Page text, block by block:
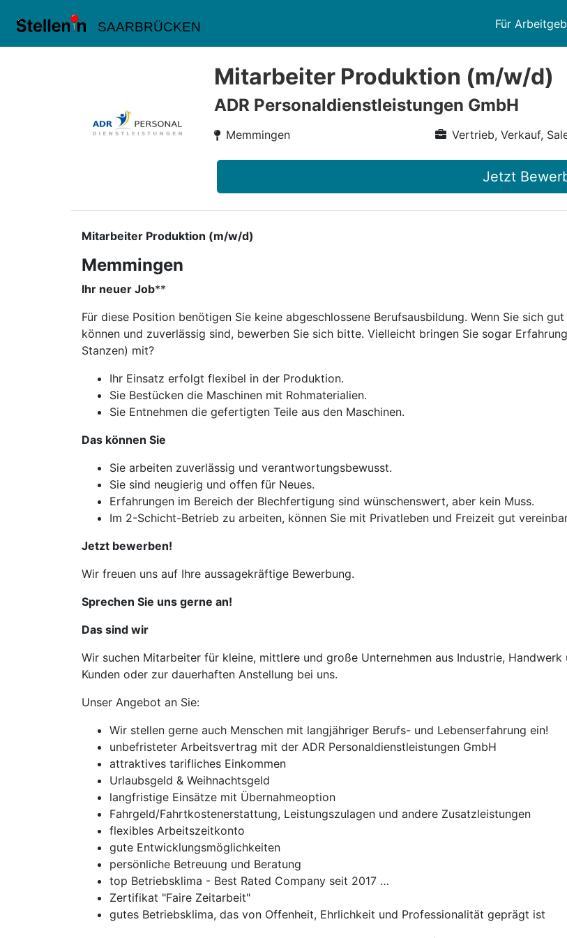
SAARBRÜCKEN Für
Mitarbeiter Produktion (m/w/d)
ADR Personaldienstleistungen GmbH
Memmingen Vertrieb, Verkauf,
Jetzt
Mitarbeiter Produktion (m/w/d)
Memmingen
Ihr neuer Job​**
Für diese Position benötigen Sie keine abgeschlossene Berufsausbildung. Wenn Sie sich
können und zuverlässig sind, bewerben Sie sich bitte. Vielleicht bringen Sie sogar
Stanzen) mit?
Ihr Einsatz erfolgt flexibel in der Produktion.
Sie Bestücken die Maschinen mit Rohmaterialien.
Sie Entnehmen die gefertigten Teile aus den Maschinen.
Das können Sie
Sie arbeiten zuverlässig und verantwortungsbewusst.
Sie sind neugierig und offen für Neues.
Erfahrungen im Bereich der Blechfertigung sind wünschenswert, aber kein Muss.
Im 2-Schicht-Betrieb zu arbeiten, können Sie mit Privatleben und Freizeit gut
Jetzt bewerben!
Wir freuen uns auf Ihre aussagekräftige Bewerbung.
Sprechen Sie uns gerne an!
Das sind wir
Wir suchen Mitarbeiter für kleine, mittlere und große Unternehmen aus Industrie,
Kunden oder zur dauerhaften Anstellung bei uns.
Unser Angebot an Sie:
Wir stellen gerne auch Menschen mit langjähriger Berufs- und Lebenserfahrung ein!
unbefristeter Arbeitsvertrag mit der ADR Personaldienstleistungen GmbH
attraktives tarifliches Einkommen
Urlaubsgeld & Weihnachtsgeld
langfristige Einsätze mit Übernahmeoption
Fahrgeld/Fahrtkostenerstattung, Leistungszulagen und andere Zusatzleistungen
flexibles Arbeitszeitkonto
gute Entwicklungsmöglichkeiten
persönliche Betreuung und Beratung
top Betriebsklima - Best Rated Company seit 2017 …
Zertifikat "Faire Zeitarbeit"
gutes Betriebsklima, das von Offenheit, Ehrlichkeit und Professionalität geprägt ist